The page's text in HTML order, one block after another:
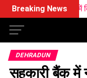
Breaking News
में दिखेगा अनोखा
DEHRADUN
सहकारी बैंक में